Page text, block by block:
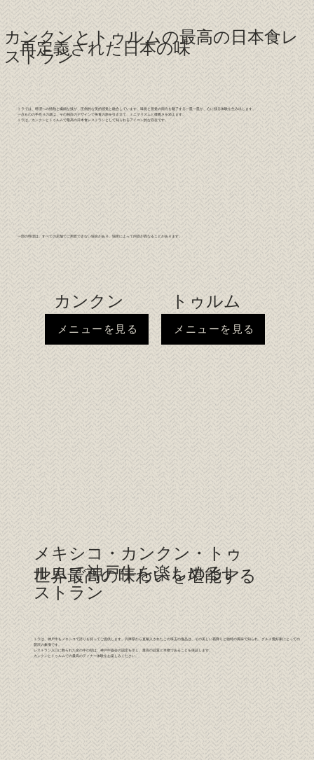
トラでは、料理への情熱と繊細な技が、圧倒的な美的感覚と融合しています。味覚と視覚の両方を魅了する一皿一皿が、心に残る体験を生み出します。
一点ものの手作りの器は、その独自のデザインで美食の旅を引き立て、ミニマリズムと優雅さを添えます。
トラは、カンクンとトゥルムで最高の日本食レストランとして知られるアイコン的な存在です。
カンクンとトゥルムの最高の日本食レ
ストラン
再定義された日本の味
一部の料理は、すべての店舗でご用意できない場合があり、場所によって内容が異なることがあります。
カンクン
メニューを見る
トゥルム
メニューを見る
トラは、神戸牛をメキシコで誇りを持ってご提供します。兵庫県から直輸入されたこの珠玉の逸品は、その美しい霜降りと独特の風味で知られ、グルメ愛好家にとっての
贅沢の象徴です。
レストラン入口に飾られた金の牛の頭は、神戸牛協会の認定を示し、最高の品質と本物であることを保証します。
カンクンとトゥルムでの最高のディナー体験をお楽しみください。
メキシコ・カンクン・トゥ
ルムで神戸牛を楽しめるレ
ストラン
世界最高の味わいを堪能する